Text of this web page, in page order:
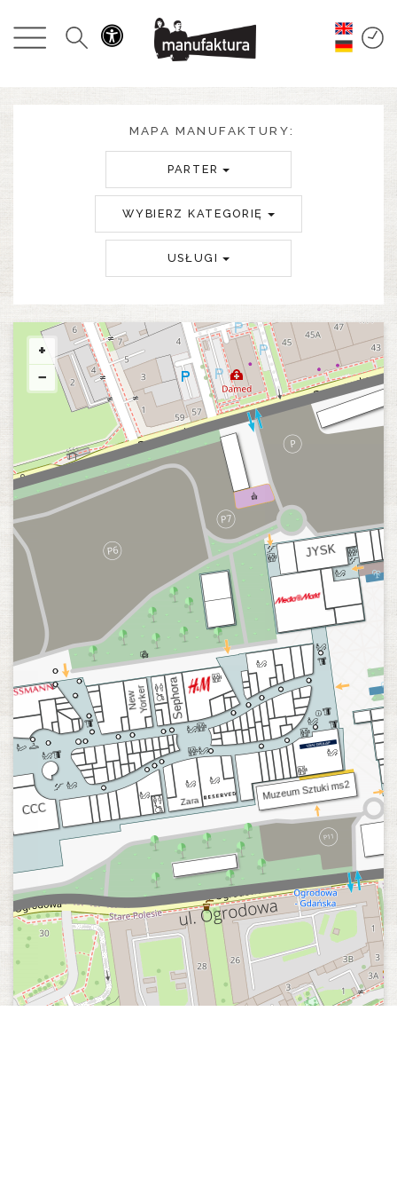
WYDARZENIA
PROMOCJE
RESTAURACJE
O NAS
MAPA MANUFAKTURY:
PARTER
WYBIERZ KATEGORIĘ
USŁUGI
+
−